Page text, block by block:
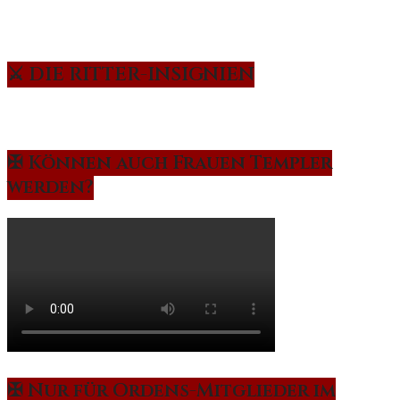
⚔️ DIE RITTER-INSIGNIEN
✠ Können auch Frauen Templer
werden?
✠ Nur für Ordens-Mitglieder im